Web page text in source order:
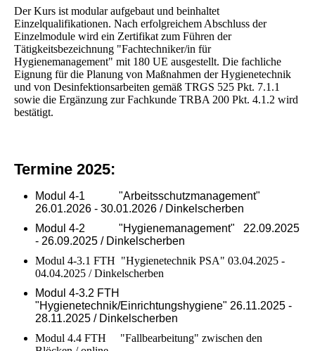
Der Kurs ist modular aufgebaut und beinhaltet
Einzelqualifikationen. Nach erfolgreichem Abschluss der
Einzelmodule wird ein Zertifikat zum Führen der
Tätigkeitsbezeichnung "Fachtechniker/in für
Hygienemanagement" mit 180 UE ausgestellt. Die fachliche
Eignung für die Planung von Maßnahmen der Hygienetechnik
und von Desinfektionsarbeiten gemäß TRGS 525 Pkt. 7.1.1
sowie die Ergänzung zur Fachkunde TRBA 200 Pkt. 4.1.2 wird
bestätigt.
Termine 2025:
Modul 4-1 "Arbeitsschutzmanagement"
26.01.2026 - 30.01.2026 / Dinkelscherben
Modul 4-2 "Hygienemanagement" 22.09.2025
- 26.09.2025 / Dinkelscherben
Modul 4-3.1 FTH "Hygienetechnik PSA" 03.04.2025 -
04.04.2025 / Dinkelscherben
Modul 4-3.2 FTH
"Hygienetechnik/Einrichtungshygiene" 26.11.2025 -
28.11.2025 / Dinkelscherben
Modul 4.4 FTH "Fallbearbeitung" zwischen den